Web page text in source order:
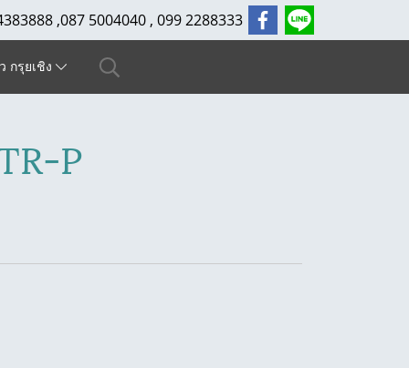
,087 5004040 , 099 2288333
กรุยเชิง
P